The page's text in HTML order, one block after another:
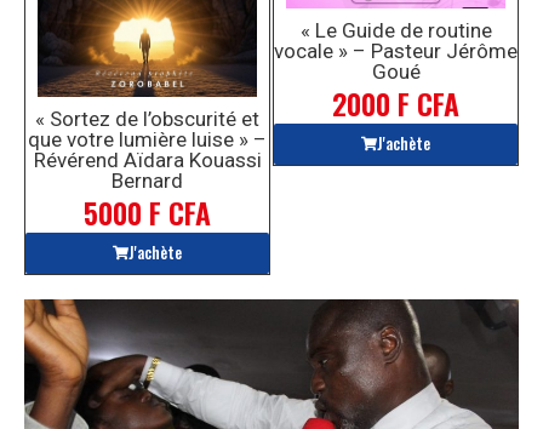
« Sortez de l’obscurité et
que votre lumière luise » –
Révérend Aïdara Kouassi
Bernard
5000 F CFA
J'achète
« Le Guide de routine
vocale » – Pasteur Jérôme
Goué
2000 F CFA
J'achète